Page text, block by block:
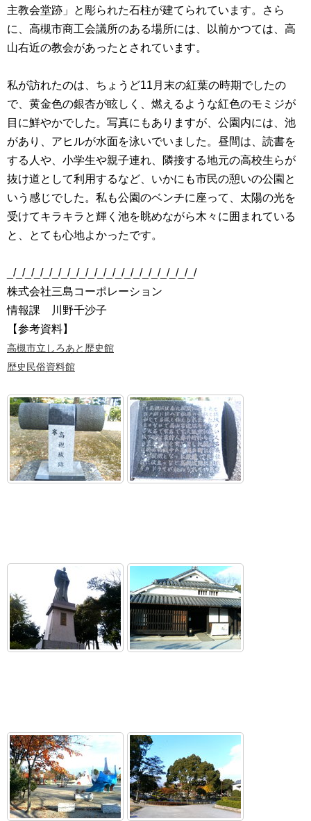
主教会堂跡」と彫られた石柱が建てられています。さら
に、高槻市商工会議所のある場所には、以前かつては、高
山右近の教会があったとされています。
私が訪れたのは、ちょうど11月末の紅葉の時期でしたの
で、黄金色の銀杏が眩しく、燃えるような紅色のモミジが
目に鮮やかでした。写真にもありますが、公園内には、池
があり、アヒルが水面を泳いでいました。昼間は、読書を
する人や、小学生や親子連れ、隣接する地元の高校生らが
抜け道として利用するなど、いかにも市民の憩いの公園と
いう感じでした。私も公園のベンチに座って、太陽の光を
受けてキラキラと輝く池を眺めながら木々に囲まれている
と、とても心地よかったです。
_/_/_/_/_/_/_/_/_/_/_/_/_/_/_/_/_/_/_/_/_/
株式会社三島コーポレーション
情報課 川野千沙子
【参考資料】
高槻市立しろあと歴史館
歴史民俗資料館